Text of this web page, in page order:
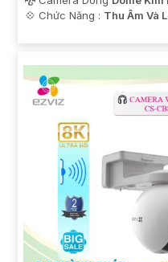
️💠 Chức Năng : Thu Âm Và